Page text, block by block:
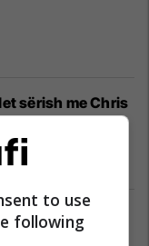
sërish me Chris
të ashpër,
e
dy
shqiptar –
to use
following